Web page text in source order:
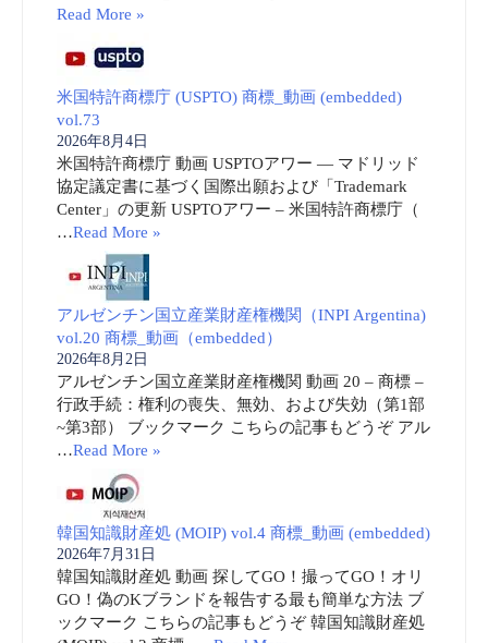
Read More »
米国特許商標庁 (USPTO) 商標_動画 (embedded)
vol.73
2026年8月4日
米国特許商標庁 動画 USPTOアワー ― マドリッド
協定議定書に基づく国際出願および「Trademark
Center」の更新 USPTOアワー – 米国特許商標庁（
…Read More »
アルゼンチン国立産業財産権機関（INPI Argentina)
vol.20 商標_動画（embedded）
2026年8月2日
アルゼンチン国立産業財産権機関 動画 20 – 商標 –
行政手続：権利の喪失、無効、および失効（第1部
~第3部） ブックマーク こちらの記事もどうぞ アル
…Read More »
韓国知識財産処 (MOIP) vol.4 商標_動画 (embedded)
2026年7月31日
韓国知識財産処 動画 探してGO！撮ってGO！オリ
GO！偽のKブランドを報告する最も簡単な方法 ブ
ックマーク こちらの記事もどうぞ 韓国知識財産処